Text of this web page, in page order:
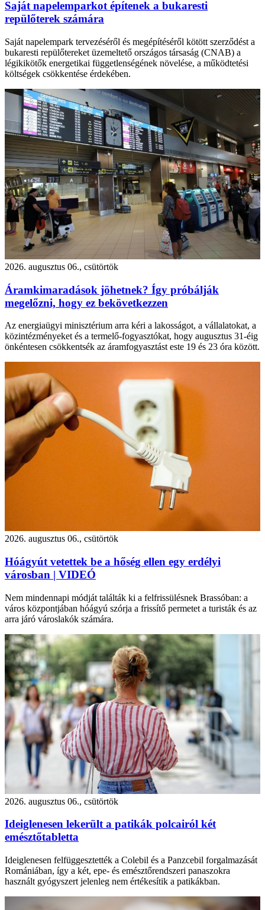
Saját napelemparkot építenek a bukaresti
repülőterek számára
Saját napelempark tervezéséről és megépítéséről kötött szerződést a
bukaresti repülőtereket üzemeltető országos társaság (CNAB) a
légikikötők energetikai függetlenségének növelése, a működtetési
költségek csökkentése érdekében.
2026. augusztus 06., csütörtök
Áramkimaradások jöhetnek? Így próbálják
megelőzni, hogy ez bekövetkezzen
Az energiaügyi minisztérium arra kéri a lakosságot, a vállalatokat, a
közintézményeket és a termelő-fogyasztókat, hogy augusztus 31-éig
önkéntesen csökkentsék az áramfogyasztást este 19 és 23 óra között.
2026. augusztus 06., csütörtök
Hóágyút vetettek be a hőség ellen egy erdélyi
városban | VIDEÓ
Nem mindennapi módját találták ki a felfrissülésnek Brassóban: a
város központjában hóágyú szórja a frissítő permetet a turisták és az
arra járó városlakók számára.
2026. augusztus 06., csütörtök
Ideiglenesen lekerült a patikák polcairól két
emésztőtabletta
Ideiglenesen felfüggesztették a Colebil és a Panzcebil forgalmazását
Romániában, így a két, epe- és emésztőrendszeri panaszokra
használt gyógyszert jelenleg nem értékesítik a patikákban.